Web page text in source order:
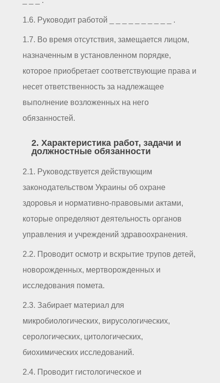
1.6. Руководит работой _ _ _ _ _ _ _ _ _ _ .
1.7. Во время отсутствия, замещается лицом,
назначенным в установленном порядке,
которое приобретает соответствующие права и
несет ответственность за надлежащее
выполнение возложенных на него
обязанностей.
2. Характеристика работ, задачи и
должностные обязанности
2.1. Руководствуется действующим
законодательством Украины об охране
здоровья и нормативно-правовыми актами,
которые определяют деятельность органов
управления и учреждений здравоохранения.
2.2. Проводит осмотр и вскрытие трупов детей,
новорожденных, мертворожденных и
исследования помета.
2.3. Забирает материал для
микробиологических, вирусологических,
серологических, цитологических,
биохимических исследований.
2.4. Проводит гистологическое и